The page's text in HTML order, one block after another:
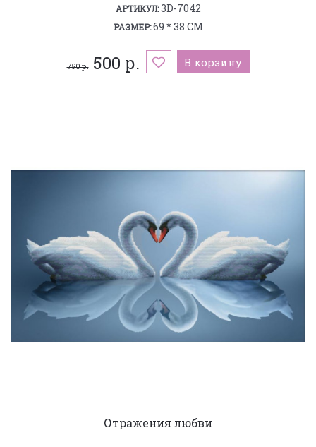
АРТИКУЛ:3D-7042
РАЗМЕР:69 * 38 СМ
750 р.500 р. В корзину
Отражения любви